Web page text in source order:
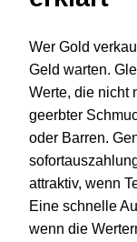
Wer Gold
Geld warten.
Werte, die nicht
geerbter
oder Barren.
attraktiv, wenn
Eine schnelle
wenn die